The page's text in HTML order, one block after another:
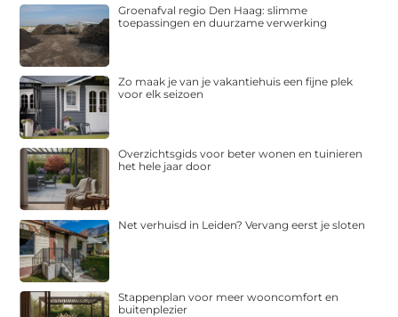
Groenafval regio Den Haag: slimme
toepassingen en duurzame verwerking
Zo maak je van je vakantiehuis een fijne plek
voor elk seizoen
Overzichtsgids voor beter wonen en tuinieren
het hele jaar door
Net verhuisd in Leiden? Vervang eerst je sloten
Stappenplan voor meer wooncomfort en
buitenplezier